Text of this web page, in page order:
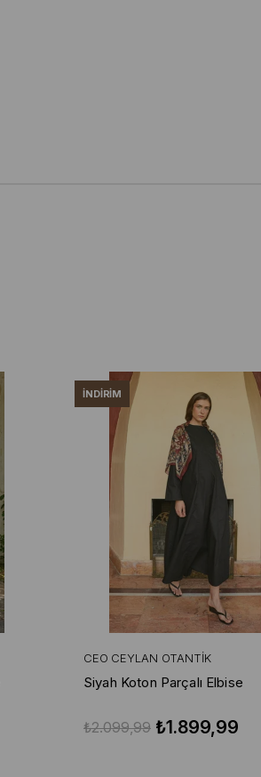
CEO CEYLAN OTANTIK
Siyah Koton Parçalı Elbise
₺1.899,99
₺2.099,99
İNDIRIM